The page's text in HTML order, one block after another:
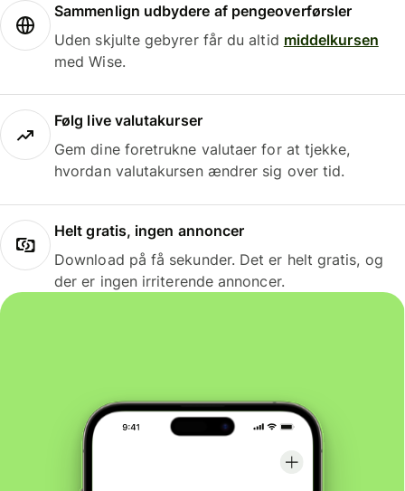
Sammenlign udbydere af pengeoverførsler
Uden skjulte gebyrer får du altid middelkursen
med Wise.
Følg live valutakurser
Gem dine foretrukne valutaer for at tjekke,
hvordan valutakursen ændrer sig over tid.
Helt gratis, ingen annoncer
Download på få sekunder. Det er helt gratis, og
der er ingen irriterende annoncer.